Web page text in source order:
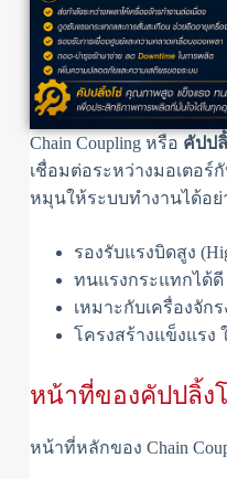
Chain Coupling หรือ คัปป
เชื่อมต่อระหว่างมอเตอร์
หมุนให้ระบบทำงานได้อ
รองรับแรงบิดสูง
ทนแรงกระแทกได้ดี
เหมาะกับเครื่องจัก
โครงสร้างแข็งแรง
หน้าที่ของคัปปลิ้ง
หน้าที่หลักของ Chain